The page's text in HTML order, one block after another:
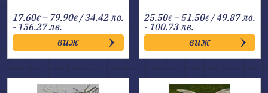
17.60€ – 79.90€Price
range:
17.60€
through
79.90€
/ 34.42 лв.
- 156.27 лв.
виж
25.50€ –51.50€Price
range:
25.50€
through
51.50€
/ 49.87 лв.
- 100.73 лв.
виж